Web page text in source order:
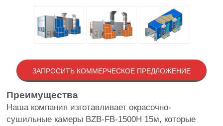
ЗАПРОСИТЬ КОММЕРЧЕСКОЕ ПРЕДЛОЖЕНИЕ
Преимущества
Наша компания изготавливает окрасочно-
сушильные камеры BZB-FB-1500H 15м, которые